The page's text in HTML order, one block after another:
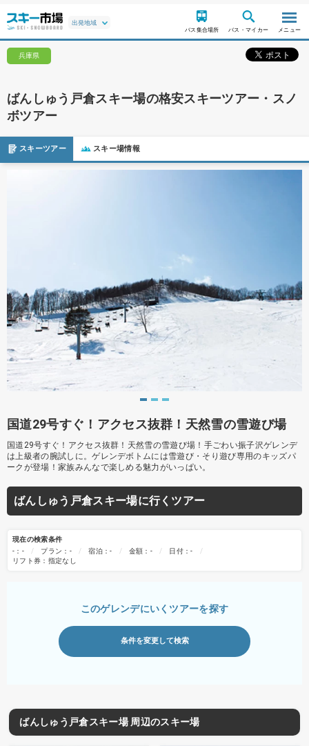
バス集合場所 バス・マイカー メニュー
兵庫県
ばんしゅう戸倉スキー場の格安スキーツアー・スノ
ボツアー
スキーツアー スキー場情報
国道29号すぐ！アクセス抜群！天然雪の雪遊び場
国道29号すぐ！アクセス抜群！天然雪の雪遊び場！手ごわい振子沢ゲレンデ
は上級者の腕試しに。ゲレンデボトムには雪遊び・そり遊び専用のキッズパ
ークが登場！家族みんなで楽しめる魅力がいっぱい。
ばんしゅう戸倉スキー場に行くツアー
現在の検索条件
-：-
プラン：- 宿泊：- 金額：-
日付：-
リフト券：指定なし
このゲレンデにいくツアーを探す
条件を変更して検索
ばんしゅう戸倉スキー場 周辺のスキー場